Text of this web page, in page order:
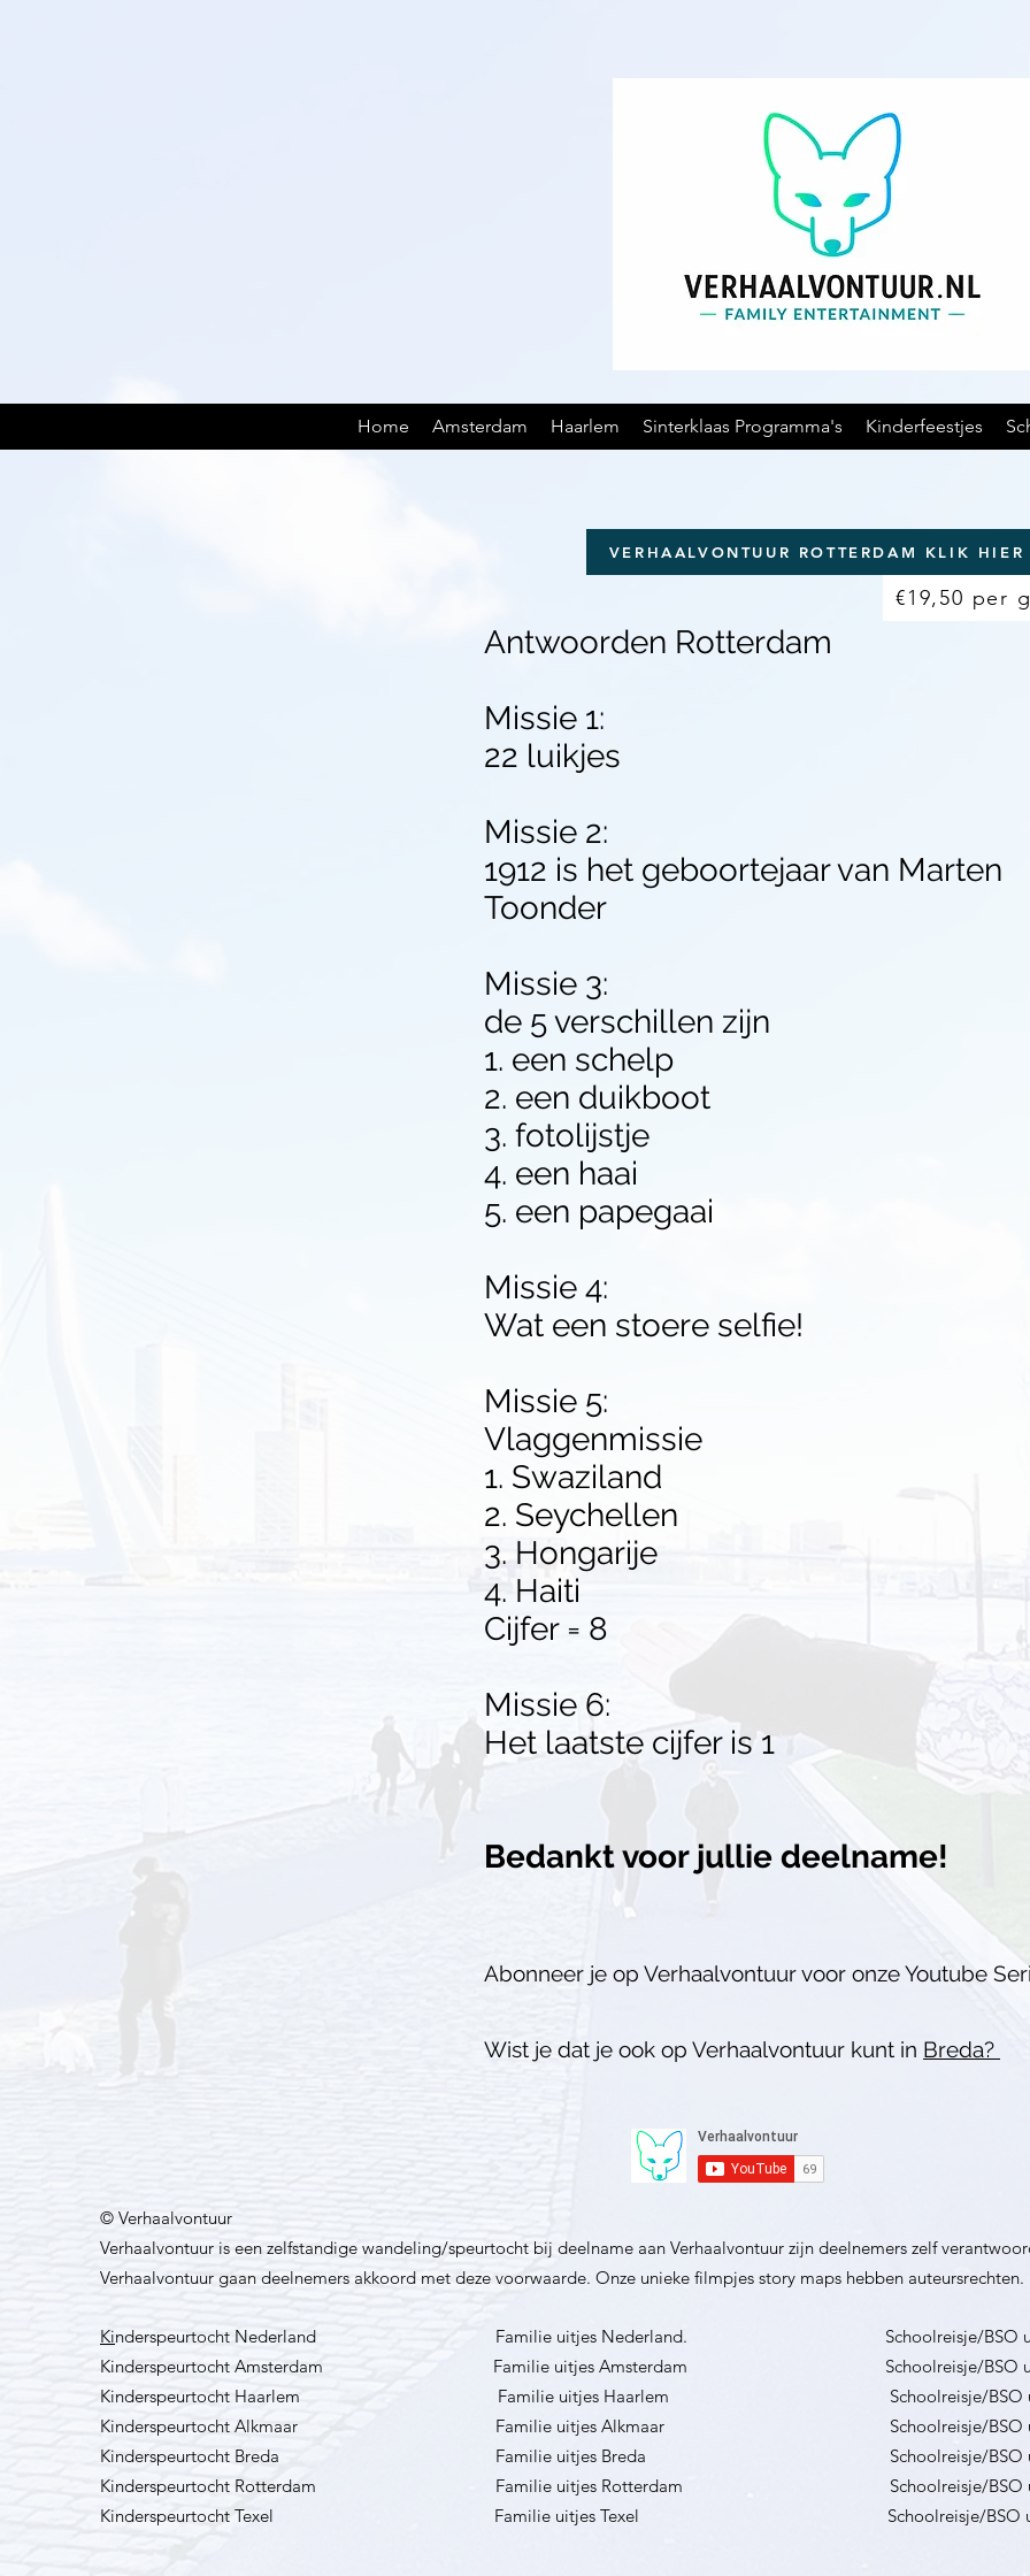
Home Amsterdam Haarlem Sinterklaas Programma's Kinderfeestjes
VERHAALVONTUUR ROTTERDAM KLIK HIER
€19,50 per
Antwoorden Rotterdam
Missie 1:
22 luikjes
Missie 2:
1912 is het geboortejaar van Marten
Toonder
Missie 3:
de 5 verschillen zijn
1. een schelp
2. een duikboot
3. fotolijstje
4. een haai
5. een papegaai
Missie 4:
Wat een stoere selfie!
Missie 5:
Vlaggenmissie
1. Swaziland
2. Seychellen
3. Hongarije
4. Haiti
Cijfer = 8
Missie 6:
Het laatste cijfer is 1
Bedankt voor jullie deelname!
Abonneer je op Verhaalvontuur voor onze Youtube
Wist je dat je ook op Verhaalvontuur kunt in Breda?
© Verhaalvontuur
Verhaalvontuur is een zelfstandige wandeling/speurtocht bij deelname aan Verhaalvontuur zijn deelnemers zelf
Verhaalvontuur gaan deelnemers akkoord met deze voorwaarde. Onze unieke filmpjes story maps hebben auteursrechten.
Kinderspeurtocht Nederland Familie uitjes Nederland.
Schoolreisje/
Kinderspeurtocht Amsterdam
Familie uitjes Amsterdam
Schoolreisje/BSO
Kinderspeurtocht Haarlem
Familie uitjes Haarlem
Schoolreisje/
Kinderspeurtocht Alkmaar
Familie uitjes Alkmaar
Schoolreisje/
Kinderspeurtocht Breda
Familie uitjes Breda
Schoolreisje/BSO
Kinderspeurtocht Rotterdam
Familie uitjes Rotterdam
Schoolreisje/
Kinderspeurtocht Texel
Familie uitjes Texel Schoolreisje/BSO